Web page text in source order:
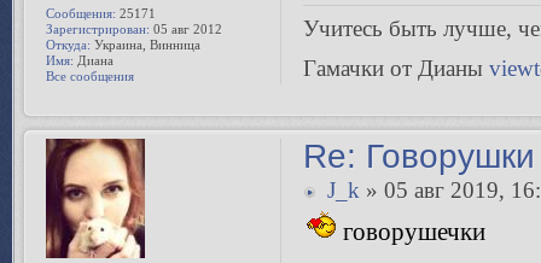
Учитесь быть лучше,
Гамачки от Дианы
Сообщения: 25171
Зарегистрирован: 05 авг 2012
Откуда: Украина, Винница
Имя: Диана
Все сообщения
Re:
J_k » 05 авг 2019,
говорушечки